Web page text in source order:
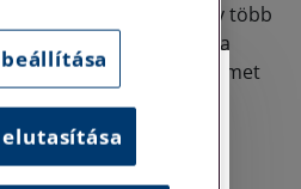
egy jogi személy több
kívánt válni, akkor erre a
és kiválás jogcímet
január 1-t...
elutasítása